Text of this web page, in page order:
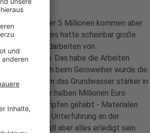
kosten. Über 5 Millionen kommen aber
letzten Jahres hatte scheinbar große
die Erdarbeiten von
werden. Das habe die Arbeiten
Auch beim Geroweiher wurde die
anderem das Grundwasser stärker in
rund einer halben Millionen Euro
zu kämpfen gehabt - Materialen
der Unterführung an der
soll aber alles erledigt sein.